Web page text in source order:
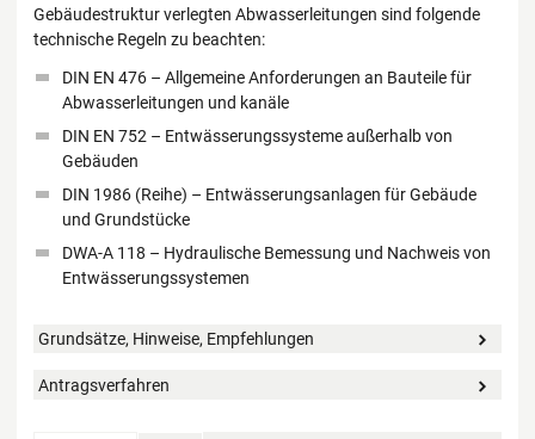
Gebäudestruktur verlegten Abwasserleitungen sind folgende
technische Regeln zu beachten:
DIN EN 476 – Allgemeine Anforderungen an Bauteile für
Abwasserleitungen und kanäle
DIN EN 752 – Entwässerungssysteme außerhalb von
Gebäuden
DIN 1986 (Reihe) – Entwässerungsanlagen für Gebäude
und Grundstücke
DWA-A 118 – Hydraulische Bemessung und Nachweis von
Entwässerungssystemen
Grundsätze, Hinweise, Empfehlungen
Antragsverfahren